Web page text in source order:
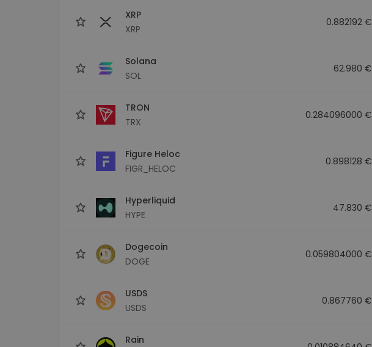
XRP
XRP
0.882192 €
Solana
SOL
62.980 €
TRON
TRX
0.284096000 €
Figure Heloc
FIGR_HELOC
0.898128 €
Hyperliquid
HYPE
47.830 €
Dogecoin
DOGE
0.059804000 €
USDS
USDS
0.867760 €
Rain